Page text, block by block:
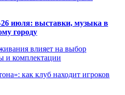
июля: выставки, музыка в
городу
влияет на выбор
и комплектации
как клуб находит игроков